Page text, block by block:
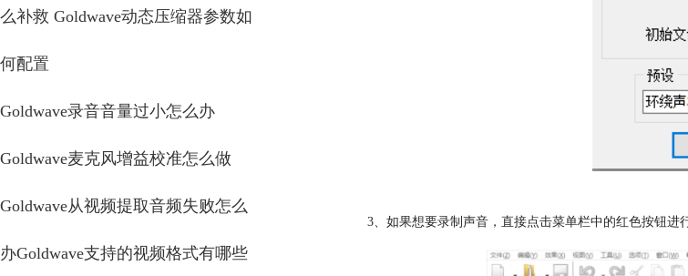
么补救 Goldwave动态压缩器参数如
何配置
Goldwave录音音量过小怎么办
Goldwave麦克风增益校准怎么做
Goldwave从视频提取音频失败怎么
办Goldwave支持的视频格式有哪些
3、如果想要录制声音，直接点击菜单栏中的红色按钮进